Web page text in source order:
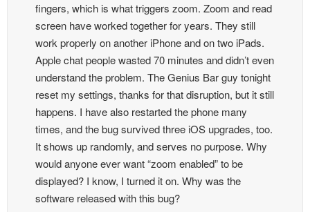
fingers, which is what triggers zoom. Zoom and read
screen have worked together for years. They still
work properly on another iPhone and on two iPads.
Apple chat people wasted 70 minutes and didn’t even
understand the problem. The Genius Bar guy tonight
reset my settings, thanks for that disruption, but it still
happens. I have also restarted the phone many
times, and the bug survived three iOS upgrades, too.
It shows up randomly, and serves no purpose. Why
would anyone ever want “zoom enabled” to be
displayed? I know, I turned it on. Why was the
software released with this bug?